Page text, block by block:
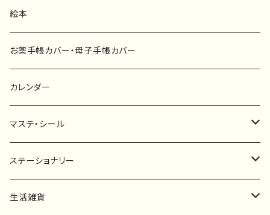
ファブリックボード
キーホルダー
ポストカード
選び取りカード
カーステッカー
タペストリー
絵本
お薬手帳カバー・母子手帳カバー
カレンダー
マステ・シール
マスキングテープ
フレークシール
ステーショナリー
一筆箋
生活雑貨